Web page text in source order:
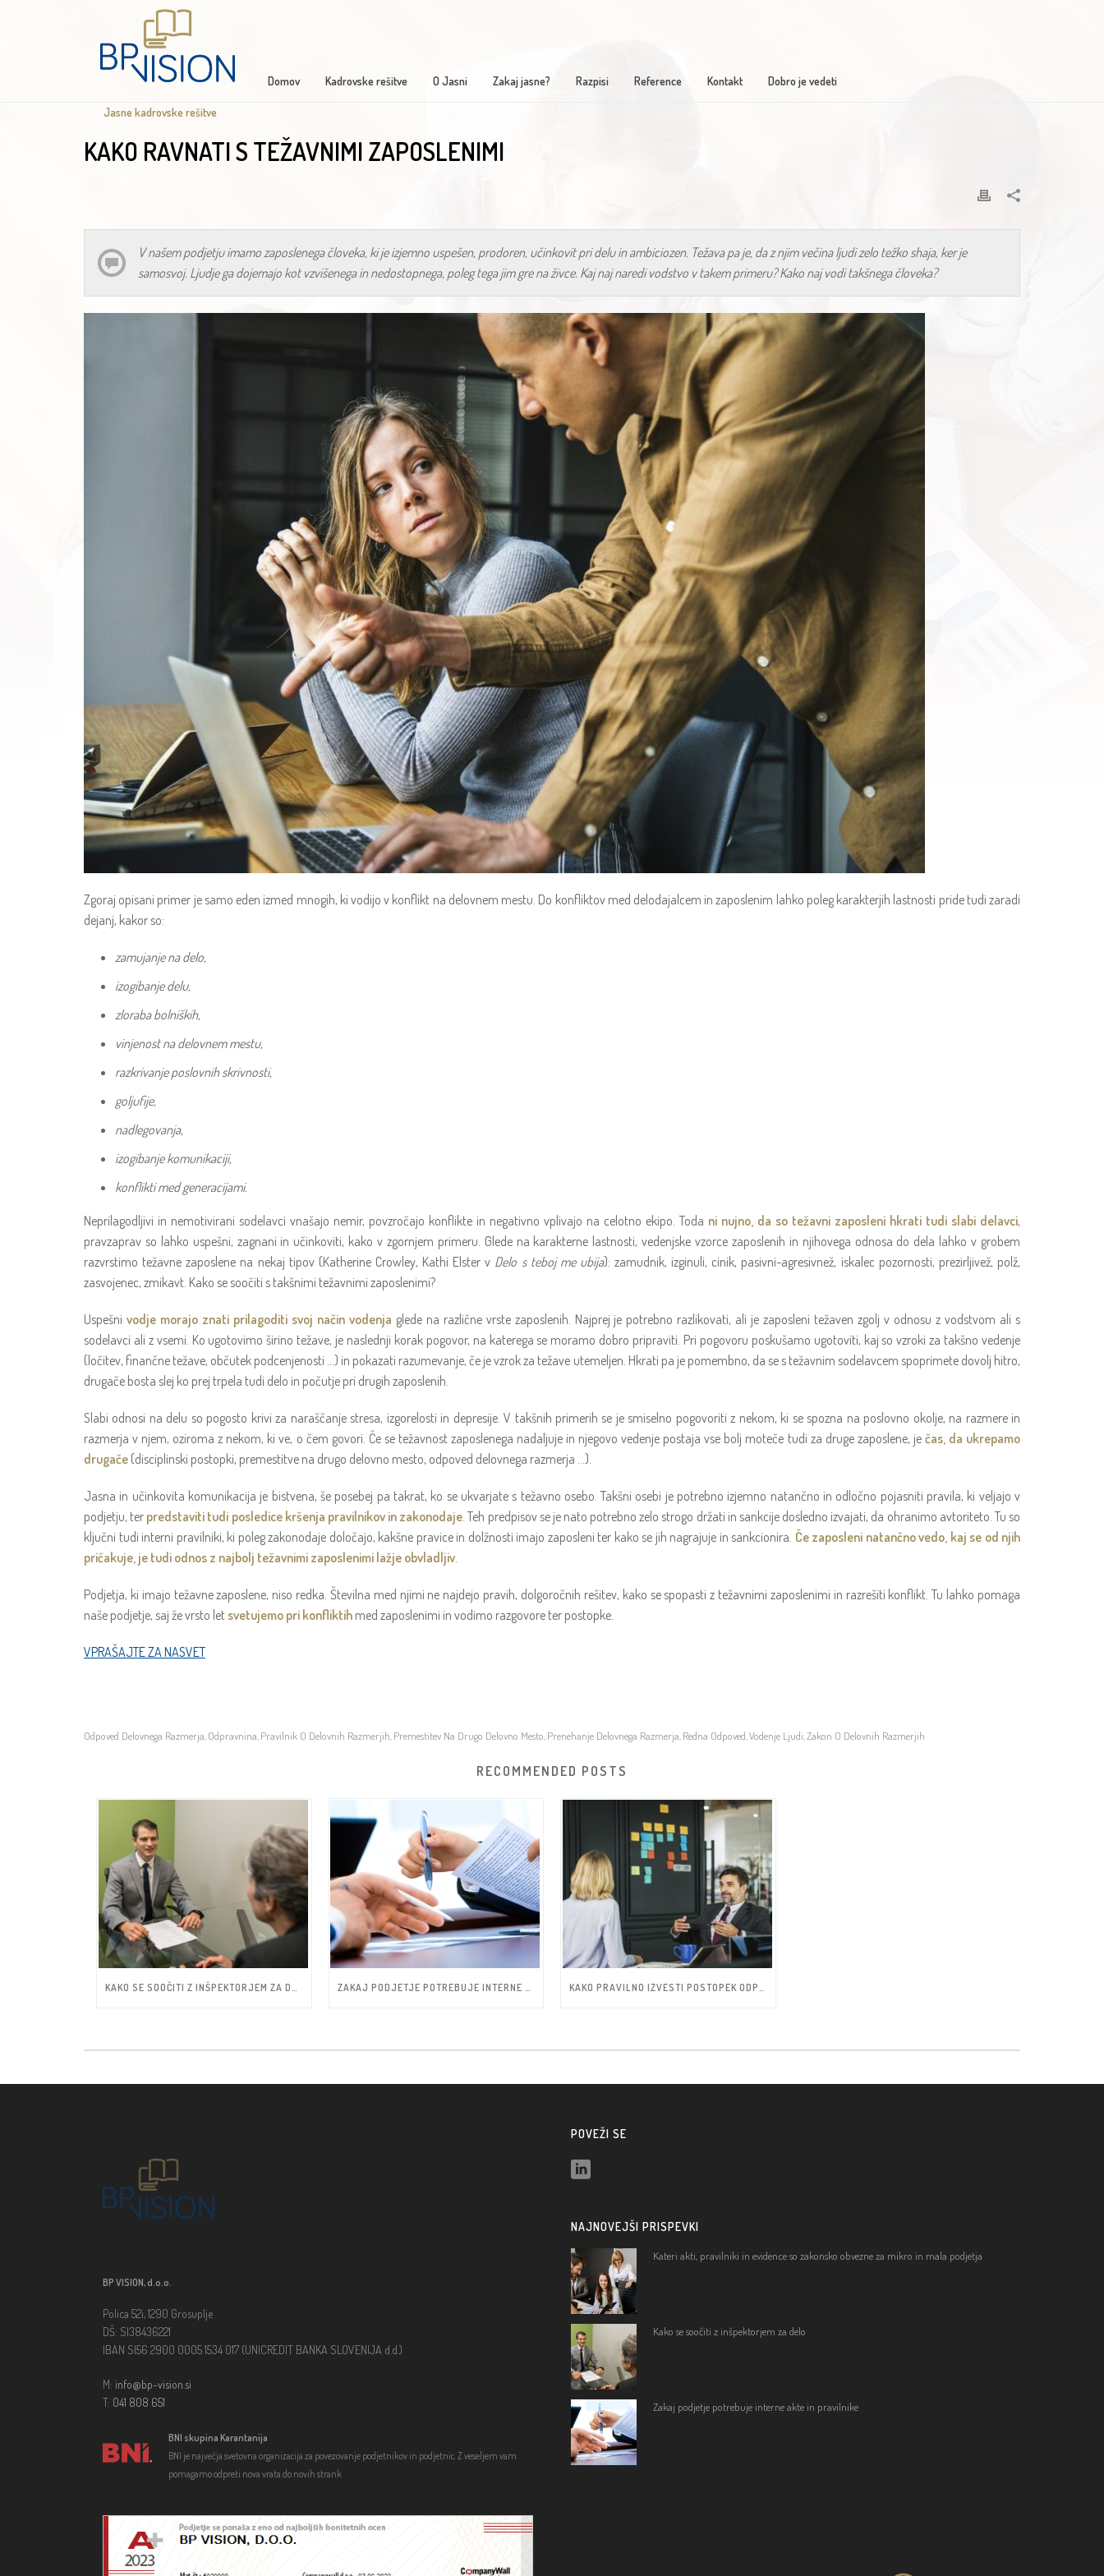
Domov Kadrovske rešitve O Jasni Zakaj jasne? Razpisi Reference Kontakt Dobro je vedeti
Jasne kadrovske rešitve
KAKO RAVNATI S TEŽAVNIMI ZAPOSLENIMI
V našem podjetju imamo zaposlenega človeka, ki je izjemno uspešen, prodoren, učinkovit pri delu in ambiciozen. Težava pa je, da z njim večina ljudi zelo težko shaja, ker je
samosvoj. Ljudje ga dojemajo kot vzvišenega in nedostopnega, poleg tega jim gre na živce. Kaj naj naredi vodstvo v takem primeru? Kako naj vodi takšnega človeka?
Zgoraj opisani primer je samo eden izmed mnogih, ki vodijo v konflikt na delovnem mestu. Do konfliktov med delodajalcem in zaposlenim lahko poleg karakterjih lastnosti pride tudi zaradi
dejanj, kakor so:
zamujanje na delo,
izogibanje delu,
zloraba bolniških,
vinjenost na delovnem mestu,
razkrivanje poslovnih skrivnosti,
goljufije,
nadlegovanja,
izogibanje komunikaciji,
konflikti med generacijami.
Neprilagodljivi in nemotivirani sodelavci vnašajo nemir, povzročajo konflikte in negativno vplivajo na celotno ekipo. Toda ni nujno, da so težavni zaposleni hkrati tudi slabi delavci,
pravzaprav so lahko uspešni, zagnani in učinkoviti, kako v zgornjem primeru. Glede na karakterne lastnosti, vedenjske vzorce zaposlenih in njihovega odnosa do dela lahko v grobem
razvrstimo težavne zaposlene na nekaj tipov (Katherine Crowley, Kathi Elster v Delo s teboj me ubija): zamudnik, izginuli, cinik, pasivni-agresivnež, iskalec pozornosti, prezirljivež, polž,
zasvojenec, zmikavt. Kako se soočiti s takšnimi težavnimi zaposlenimi?
Uspešni vodje morajo znati prilagoditi svoj način vodenja glede na različne vrste zaposlenih. Najprej je potrebno razlikovati, ali je zaposleni težaven zgolj v odnosu z vodstvom ali s
sodelavci ali z vsemi. Ko ugotovimo širino težave, je naslednji korak pogovor, na katerega se moramo dobro pripraviti. Pri pogovoru poskušamo ugotoviti, kaj so vzroki za takšno vedenje
(ločitev, finančne težave, občutek podcenjenosti …) in pokazati razumevanje, če je vzrok za težave utemeljen. Hkrati pa je pomembno, da se s težavnim sodelavcem spoprimete dovolj hitro,
drugače bosta slej ko prej trpela tudi delo in počutje pri drugih zaposlenih.
Slabi odnosi na delu so pogosto krivi za naraščanje stresa, izgorelosti in depresije. V takšnih primerih se je smiselno pogovoriti z nekom, ki se spozna na poslovno okolje, na razmere in
razmerja v njem, oziroma z nekom, ki ve, o čem govori. Če se težavnost zaposlenega nadaljuje in njegovo vedenje postaja vse bolj moteče tudi za druge zaposlene, je čas, da ukrepamo
drugače (disciplinski postopki, premestitve na drugo delovno mesto, odpoved delovnega razmerja …).
Jasna in učinkovita komunikacija je bistvena, še posebej pa takrat, ko se ukvarjate s težavno osebo. Takšni osebi je potrebno izjemno natančno in odločno pojasniti pravila, ki veljajo v
podjetju, ter predstaviti tudi posledice kršenja pravilnikov in zakonodaje. Teh predpisov se je nato potrebno zelo strogo držati in sankcije dosledno izvajati, da ohranimo avtoriteto. Tu so
ključni tudi interni pravilniki, ki poleg zakonodaje določajo, kakšne pravice in dolžnosti imajo zaposleni ter kako se jih nagrajuje in sankcionira. Če zaposleni natančno vedo, kaj se od njih
pričakuje, je tudi odnos z najbolj težavnimi zaposlenimi lažje obvladljiv.
Podjetja, ki imajo težavne zaposlene, niso redka. Številna med njimi ne najdejo pravih, dolgoročnih rešitev, kako se spopasti z težavnimi zaposlenimi in razrešiti konflikt. Tu lahko pomaga
naše podjetje, saj že vrsto let svetujemo pri konfliktih med zaposlenimi in vodimo razgovore ter postopke.
VPRAŠAJTE ZA NASVET
Odpoved Delovnega Razmerja, Odpravnina, Pravilnik O Delovnih Razmerjih, Premestitev Na Drugo Delovno Mesto, Prenehanje Delovnega Razmerja, Redna Odpoved,Vodenje Ljudi,Zakon O Delovnih Razmerjih
RECOMMENDED POSTS
KAKO SE SOOČITI Z INŠPEKTORJEM ZA DELO ZAKAJ PODJETJE POTREBUJE INTERNE AKTE IN PRAVILNIKE KAKO PRAVILNO IZVESTI POSTOPEK ODPUŠČANJA
BP VISION, d.o.o.
Polica 52i, 1290 Grosuplje
DŠ: SI38436221
IBAN SI56 2900 0005 1534 017 (UNICREDIT BANKA SLOVENIJA d.d.)
M: info@bp-vision.si
T: 041 808 651
BNI skupina Karantanija
BNI je največja svetovna organizacija za povezovanje podjetnikov in podjetnic. Z veseljem vam
pomagamo odpreti nova vrata do novih strank
POVEŽI SE
NAJNOVEJŠI PRISPEVKI
Kateri akti, pravilniki in evidence so zakonsko obvezne za mikro in mala podjetja
Kako se soočiti z inšpektorjem za delo
Zakaj podjetje potrebuje interne akte in pravilnike